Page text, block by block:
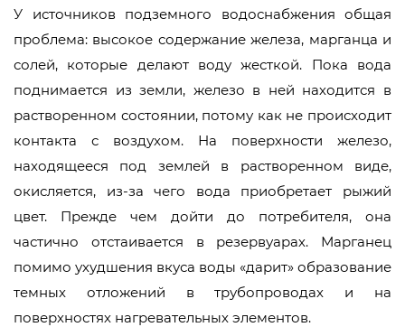
У источников подземного водоснабжения общая
проблема: высокое содержание железа, марганца и
солей, которые делают воду жесткой. Пока вода
поднимается из земли, железо в ней находится в
растворенном состоянии, потому как не происходит
контакта с воздухом. На поверхности железо,
находящееся под землей в растворенном виде,
окисляется, из-за чего вода приобретает рыжий
цвет. Прежде чем дойти до потребителя, она
частично отстаивается в резервуарах. Марганец
помимо ухудшения вкуса воды «дарит» образование
темных отложений в трубопроводах и на
поверхностях нагревательных элементов.